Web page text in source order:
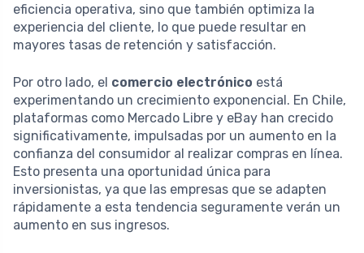
eficiencia operativa, sino que también optimiza la
experiencia del cliente, lo que puede resultar en
mayores tasas de retención y satisfacción.
Por otro lado, el comercio electrónico está
experimentando un crecimiento exponencial. En Chile,
plataformas como Mercado Libre y eBay han crecido
significativamente, impulsadas por un aumento en la
confianza del consumidor al realizar compras en línea.
Esto presenta una oportunidad única para
inversionistas, ya que las empresas que se adapten
rápidamente a esta tendencia seguramente verán un
aumento en sus ingresos.